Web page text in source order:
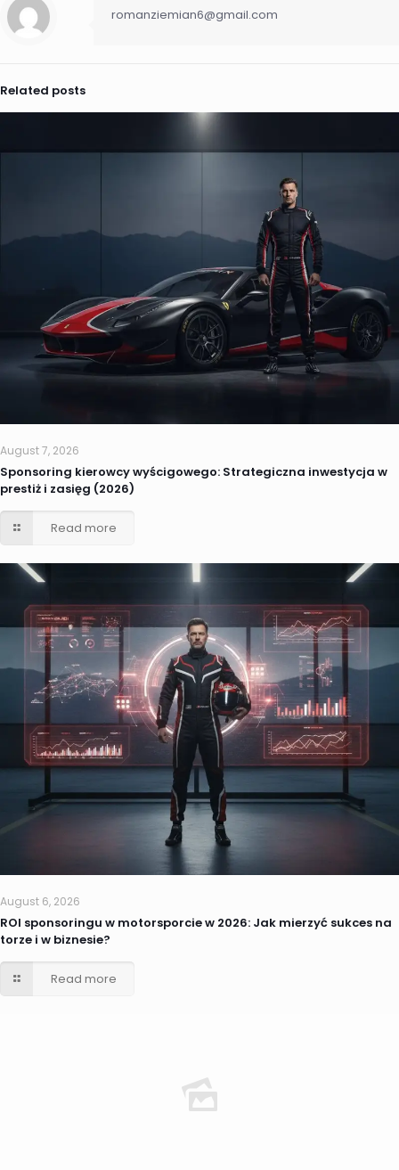
romanziemian6@gmail.com
Related posts
August 7, 2026
Sponsoring kierowcy wyścigowego: Strategiczna inwestycja w
prestiż i zasięg (2026)
Read more
August 6, 2026
ROI sponsoringu w motorsporcie w 2026: Jak mierzyć sukces na
torze i w biznesie?
Read more